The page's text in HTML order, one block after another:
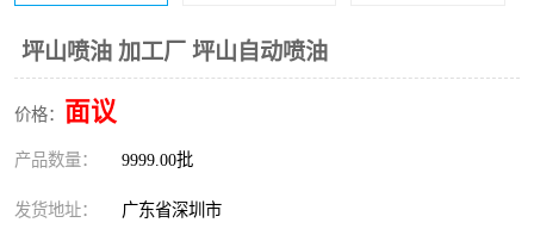
坪山喷油 加工厂 坪山自动喷油
价格： 面议
产品数量： 9999.00批
发货地址： 广东省深圳市